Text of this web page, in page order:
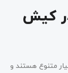
کیش
متنوع هستند و